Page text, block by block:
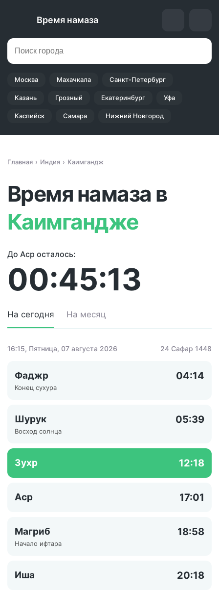
Время намаза
Москва Махачкала Санкт-Петербург
Казань Грозный Екатеринбург Уфа
Каспийск Самара Нижний Новгород
Главная Индия Каимгандж
Время намаза в
Каимгандже
До Аср осталось:
00:45:13
На сегодня На месяц
16:15, Пятница, 07 августа 2026 24 Сафар 1448
Фаджр 04:14
Конец сухура
Шурук 05:39
Восход солнца
Зухр 12:18
Аср 17:01
Магриб 18:58
Начало ифтара
Иша 20:18